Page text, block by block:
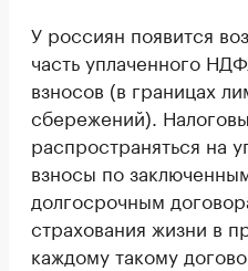
У россиян появится
часть уплаченного
взносов (в границах
сбережений).
распространяться на
взносы по
долгосрочным
страхования жизни в
каждому такому